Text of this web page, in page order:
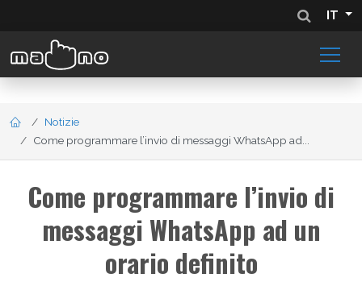
IT
Notizie
Come programmare l’invio di messaggi WhatsApp ad...
Come programmare l’invio di
messaggi WhatsApp ad un
orario definito